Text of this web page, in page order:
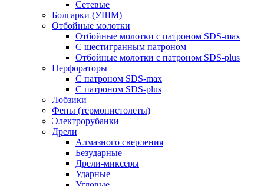
Сетевые
Болгарки (УШМ)
Отбойные молотки
Отбойные молотки с патроном SDS-max
С шестигранным патроном
Отбойные молотки с патроном SDS-plus
Перфораторы
С патроном SDS-max
С патроном SDS-plus
Лобзики
Фены (термопистолеты)
Электрорубанки
Дрели
Алмазного сверления
Безударные
Дрели-миксеры
Ударные